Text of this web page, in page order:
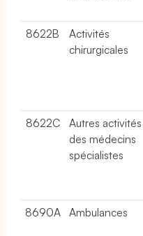
8622B
Activités
chirurgicales
8622C
Autres activités
des médecins
spécialistes
8690A
Ambulances